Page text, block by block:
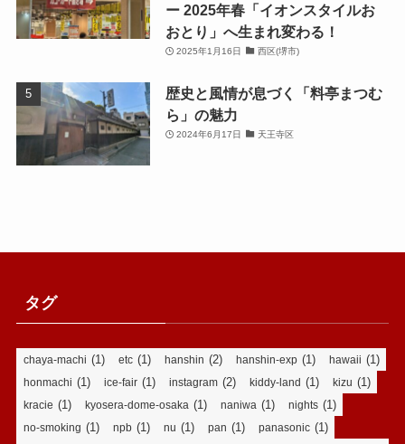
ー 2025年春「イオンスタイルお
おとり」へ生まれ変わる！
2025年1月16日 西区(堺市)
歴史と風情が息づく「料亭まつむ
ら」の魅力
2024年6月17日 天王寺区
タグ
chaya-machi (1) etc (1) hanshin (2) hanshin-exp (1) hawaii (1)
honmachi (1) ice-fair (1) instagram (2) kiddy-land (1) kizu (1)
kracie (1) kyosera-dome-osaka (1) naniwa (1) nights (1)
no-smoking (1) npb (1) nu (1) pan (1) panasonic (1)